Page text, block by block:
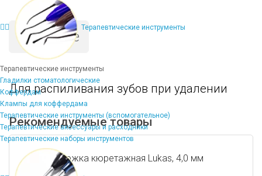
Терапевтические инструменты
Терапевтические инструменты
Гладилки стоматологические
Коффердам
Клампы для коффердама
Терапевтические инструменты (вспомогательное)
Терапевтические аксессуары и расходники
Терапевтические наборы инструментов
Описание
Для распиливания зубов при удалении
Рекомендуемые товары
Ложка кюретажная Lukas, 4,0 мм